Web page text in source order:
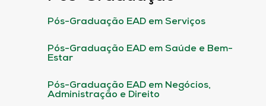
Pós-Graduação EAD em Serviços
Pós-Graduação EAD em Saúde e Bem-
Estar
Pós-Graduação EAD em Negócios,
Administração e Direito